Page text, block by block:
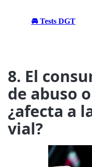
🚘 Tests DGT
8. El
de abuso
¿afecta a
vial?